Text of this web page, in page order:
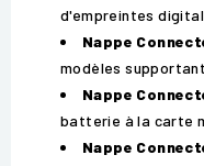
d'empreintes
Nappe
modèles
Nappe
batterie à la carte
Nappe